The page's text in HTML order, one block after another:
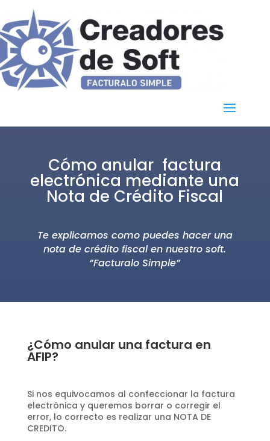
Cómo anular factura
electrónica mediante una
Nota de Crédito Fiscal
Te explicamos como puedes hacer una
nota de crédito fiscal en nuestro soft.
“Facturalo Simple”
¿Cómo anular una factura en
AFIP?
Si nos equivocamos al confeccionar la factura
electrónica y queremos borrar o corregir el
error, lo correcto es realizar una NOTA DE
CREDITO.